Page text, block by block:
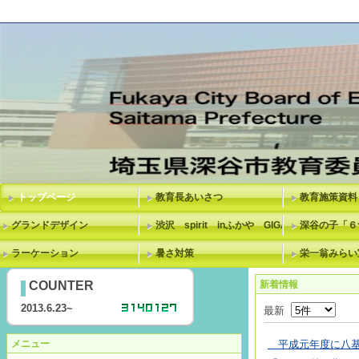
トップページ 教育長あいさつ 教育施策資料
グランドデザイン 渋沢 spirit inふかや GIGAスクール
深谷の子「
ラーケーション 暑さ対策 栄一翁みら
COUNTER
2013.6.23~
メニュー
新着情報
最新
平成元年度に八